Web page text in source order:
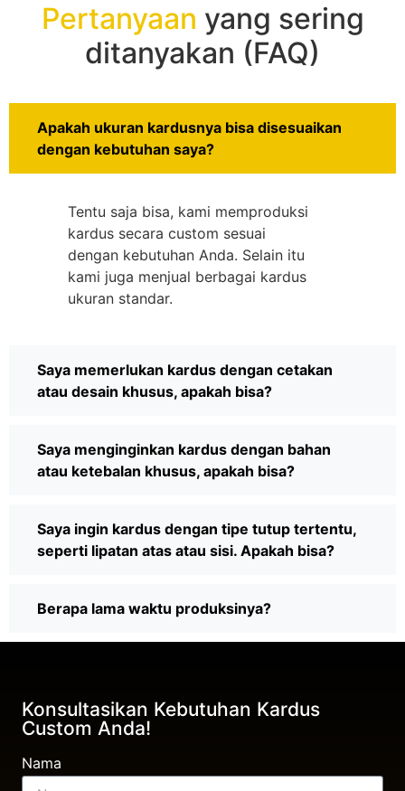
Pertanyaan yang sering
ditanyakan (FAQ)
Apakah ukuran kardusnya bisa disesuaikan
dengan kebutuhan saya?
Tentu saja bisa, kami memproduksi
kardus secara custom sesuai
dengan kebutuhan Anda. Selain itu
kami juga menjual berbagai kardus
ukuran standar.
Saya memerlukan kardus dengan cetakan
atau desain khusus, apakah bisa?
Saya menginginkan kardus dengan bahan
atau ketebalan khusus, apakah bisa?
Saya ingin kardus dengan tipe tutup tertentu,
seperti lipatan atas atau sisi. Apakah bisa?
Berapa lama waktu produksinya?
Konsultasikan Kebutuhan Kardus
Custom Anda!
Nama